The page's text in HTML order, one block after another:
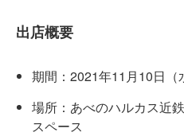
出店概要
期間：2021年11月10日（
場所：あべのハルカス近
スペース